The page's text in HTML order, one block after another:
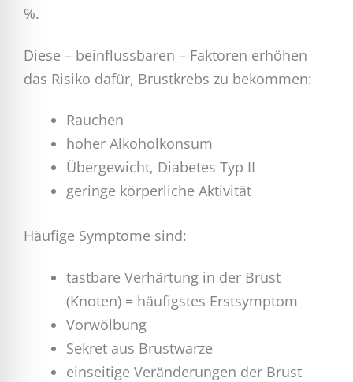
%.
Diese – beinflussbaren – Faktoren erhöhen
das Risiko dafür, Brustkrebs zu bekommen:
Rauchen
hoher Alkoholkonsum
Übergewicht, Diabetes Typ II
geringe körperliche Aktivität
Häufige Symptome sind:
tastbare Verhärtung in der Brust
(Knoten) = häufigstes Erstsymptom
Vorwölbung
Sekret aus Brustwarze
einseitige Veränderungen der Brust